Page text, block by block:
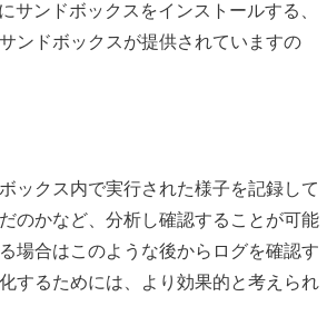
にサンドボックスをインストールする、
ンドボックスが提供されていますの
ックス内で実行された様子を記録して
のかなど、分析し確認することが可能
場合はこのような後からログを確認す
するためには、より効果的と考えられ